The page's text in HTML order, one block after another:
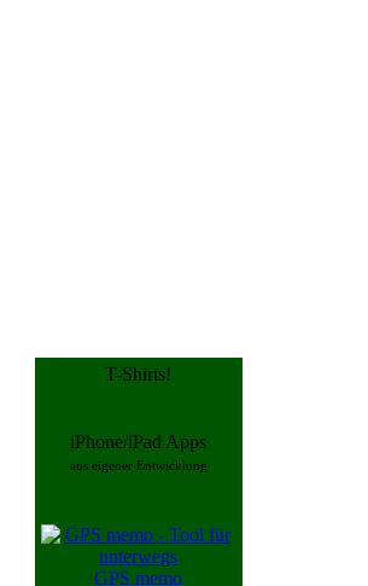
T-Shirts!
iPhone/iPad Apps
aus eigener Entwicklung
GPS memo